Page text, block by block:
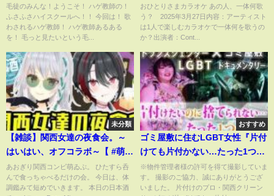
ある#先生あるある#ハゲの歌
#shorts
毛徒のみんな！ようこそ！ ハゲ教師の！
ふさふさハイスクールへ！！ 今回は！ 歌
わされるハゲ教師！ ハゲ教師あるある
を！ 毛っと見たいという毛...
Candy・Vo/Gt紬衣編 3月27日
おひとりさまカラオケ あの人、一体何歌
う？ 2025年3月27日内容：アーティスト
は1人で楽しむカラオケで一体何を歌うの
か？出演者：Cont...
未分類
【雑談】関西女達の夜食会。～
はいはい、オフコラボ～【 #萌ゐ
ぶ #あおぎり高校 】
あおぎり関西コンビ萌ゐぶ。 ひたすら呑
んで食っちゃべるだけの会。 今日は、体
調鑑みて短めでいきます。 本日の日本酒
おすすめ
ゴミ屋敷に住むLGBT女性『片付
けても片付かない…たった1つの
理由』｜ゴミ屋敷片付け
※物件管理者様の許可を得て撮影していま
す。 撮影のご協力、誠にありがとうござ
いました。 片付けのプロ・関西クリーン